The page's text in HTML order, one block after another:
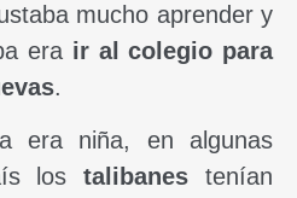
mucho aprender y
era ir al colegio para
.
era niña, en algunas
lostalibanes tenían